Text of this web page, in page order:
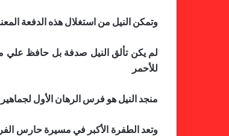
وتمكن النيل من استغلال هذه الدفعة
لم يكن تألق النيل صدفة بل حافظ علي
للأحمر
منجد النيل هو فرس الرهان الأول
وتعد الطفرة الأكبر في مسيرة حارس